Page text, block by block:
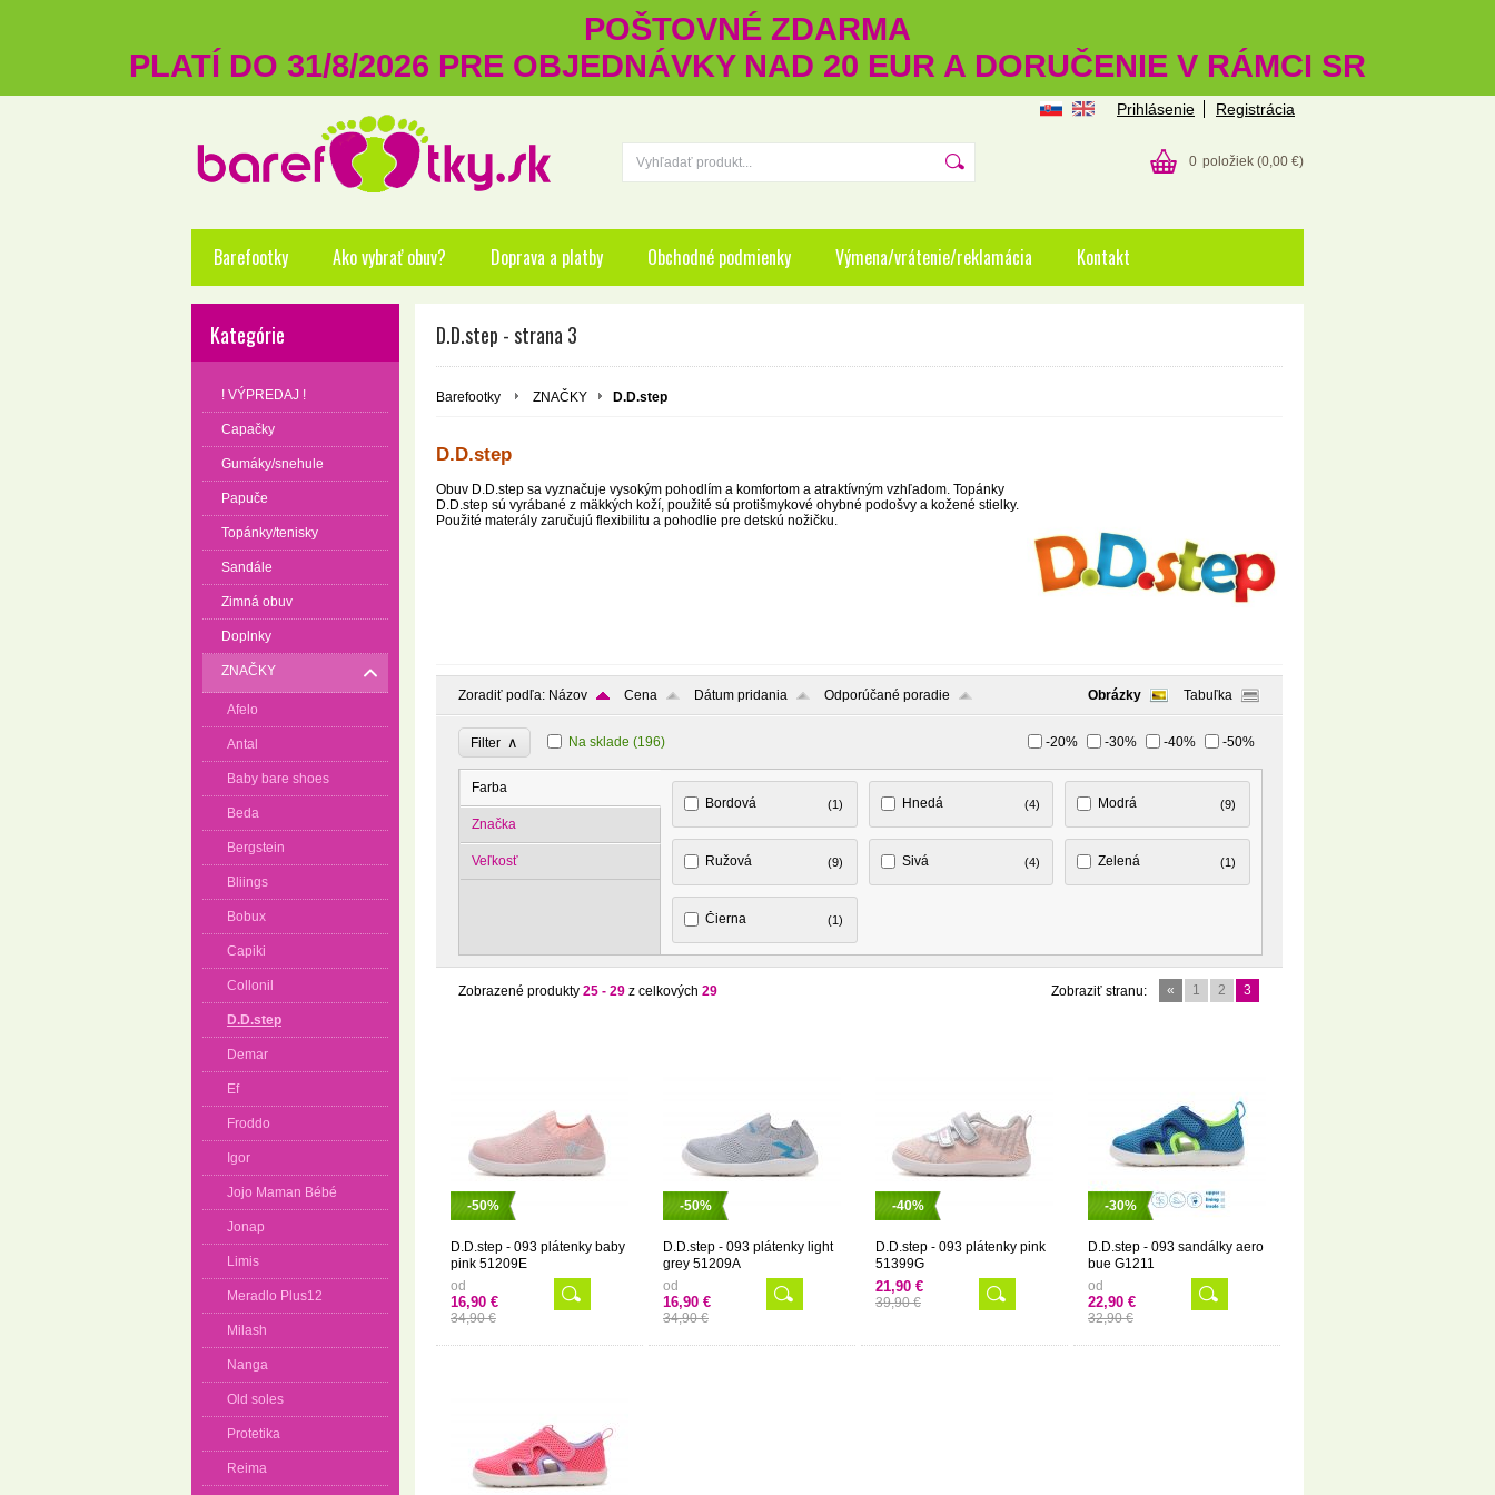
POŠTOVNÉ ZDARMA
PLATÍ DO 31/8/2026 PRE OBJEDNÁVKY NAD 20 EUR A DORUČENIE V RÁMCI SR
Prihlásenie Registrácia
0 položiek (0,00 €)
Barefootky Ako vybrať obuv? Doprava a platby Obchodné podmienky Výmena/vrátenie/reklamácia Kontakt
Kategórie
! VÝPREDAJ !
Capačky
Gumáky/snehule
Papuče
Topánky/tenisky
Sandále
Zimná obuv
Doplnky
ZNAČKY
Afelo
Antal
Baby bare shoes
Beda
Bergstein
Bliings
Bobux
Capiki
Collonil
D.D.step
Demar
Ef
Froddo
Igor
Jojo Maman Bébé
Jonap
Limis
Meradlo Plus12
Milash
Nanga
Old soles
Protetika
Reima
D.D.step - strana 3
Barefootky ZNAČKY D.D.step
D.D.step
Obuv D.D.step sa vyznačuje vysokým pohodlím a komfortom a atraktívným vzhľadom. Topánky
D.D.step sú vyrábané z mäkkých koží, použité sú protišmykové ohybné podošvy a kožené stielky.
Použité materály zaručujú flexibilitu a pohodlie pre detskú nožičku.
Zoradiť podľa: Názov Cena Dátum pridania Odporúčané poradie Obrázky Tabuľka
Filter ∧ Na sklade (196) -20% -30% -40% -50%
Farba
Značka
Veľkosť
Bordová (1) Hnedá (4) Modrá (9)
Ružová (9) Sivá (4) Zelená (1)
Čierna (1)
Zobrazené produkty 25 - 29 z celkových 29 Zobraziť stranu: « 1 2 3
-50%
D.D.step - 093 plátenky baby
pink 51209E
od
16,90 €
34,90 €
-50%
D.D.step - 093 plátenky light
grey 51209A
od
16,90 €
34,90 €
-40%
D.D.step - 093 plátenky pink
51399G
21,90 €
39,90 €
-30%
D.D.step - 093 sandálky aero
bue G1211
od
22,90 €
32,90 €